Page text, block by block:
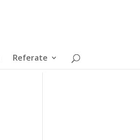
Referate